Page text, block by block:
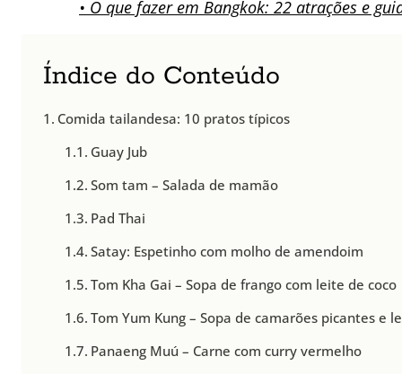
• O que fazer em Bangkok: 22 atrações e
Índice do Conteúdo
Comida tailandesa: 10 pratos típicos
Guay Jub
Som tam – Salada de mamão
Pad Thai
Satay: Espetinho com molho de amendoim
Tom Kha Gai – Sopa de frango com leite de coco
Tom Yum Kung – Sopa de camarões picantes e
Panaeng Muú – Carne com curry vermelho